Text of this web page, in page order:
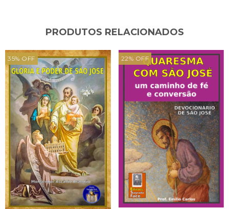
PRODUTOS RELACIONADOS
35% OFF 22% OFF